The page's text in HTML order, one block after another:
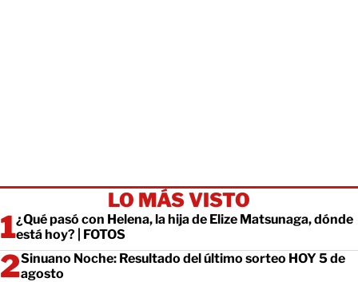
LO MÁS VISTO
¿Qué pasó con Helena, la hija de Elize Matsunaga, dónde
está hoy? | FOTOS
Sinuano Noche: Resultado del último sorteo HOY 5 de
agosto